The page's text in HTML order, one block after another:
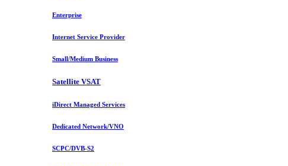
Enterprise
Internet Service Provider
Small/Medium Business
Satellite VSAT
iDirect Managed Services
Dedicated Network/VNO
SCPC/DVB-S2